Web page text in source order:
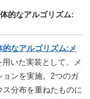
的なアルゴリズム:
なアルゴリズム:メ
用いた実装として、メ
ョンを実施。2つのガ
分布を重ねたものに